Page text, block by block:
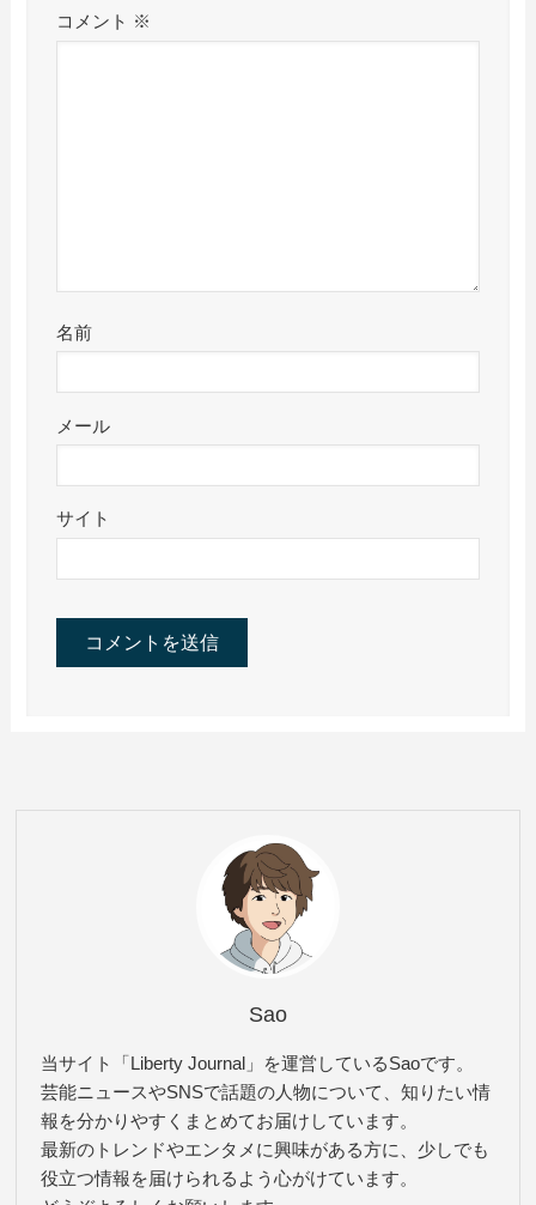
コメント ※
名前
メール
サイト
Sao
当サイト「Liberty Journal」を運営しているSaoです。
芸能ニュースやSNSで話題の人物について、知りたい情
報を分かりやすくまとめてお届けしています。
最新のトレンドやエンタメに興味がある方に、少しでも
役立つ情報を届けられるよう心がけています。